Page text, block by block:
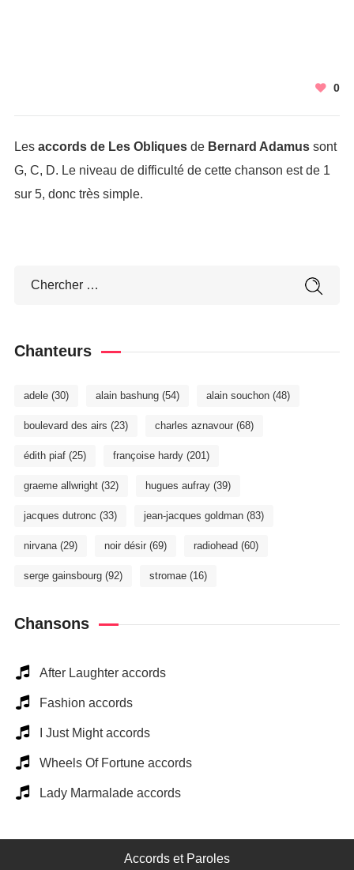
0
Les accords de Les Obliquesde Bernard Adamussont
G, C, D. Le niveau de difficulté de cette chanson est de 1
sur 5, donc très simple.
Chanteurs
adele(30) alain bashung(54) alain souchon(48)
boulevard des airs (23) charles aznavour(68)
édith piaf(25) françoise hardy(201)
graeme allwright(32) hugues aufray(39)
jacques dutronc (33) jean-jacques goldman(83)
nirvana(29) noir désir(69) radiohead (60)
serge gainsbourg(92) stromae(16)
Chansons
After Laughter accords
Fashion accords
I Just Might accords
Wheels Of Fortune accords
Lady Marmalade accords
Accords et Paroles